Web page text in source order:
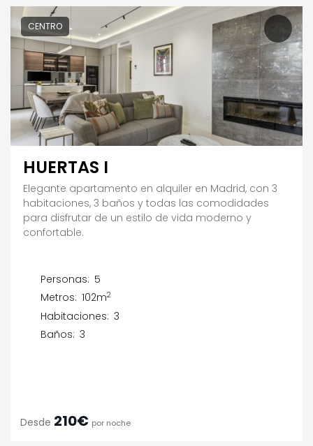
CENTRO
HUERTAS I
Elegante apartamento en alquiler en Madrid, con 3
habitaciones, 3 baños y todas las comodidades
para disfrutar de un estilo de vida moderno y
confortable.
Personas: 5
Metros: 102m2
Habitaciones: 3
Baños: 3
Desde 210€ por noche